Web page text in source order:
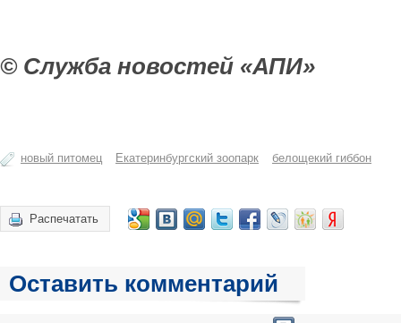
© Служба новостей «АПИ»
новый питомец Екатеринбургский зоопарк белощекий гиббон
Распечатать
Оставить комментарий